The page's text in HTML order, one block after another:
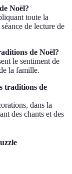
Noël?
toute la
de lecture de
de Noël?
le sentiment de
la famille.
traditions de
dans la
des chants et des